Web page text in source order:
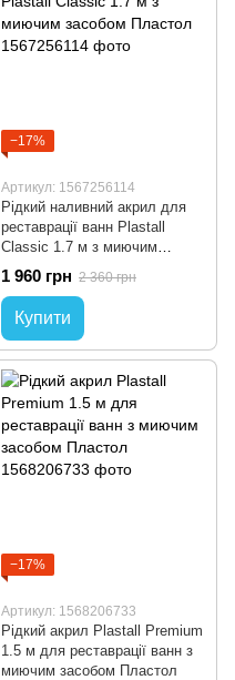
−17%
Артикул: 1567256114
Рідкий наливний акрил для
реставрації ванн Plastall
Classic 1.7 м з миючим
засобом Пластол
1 960 грн 2 360 грн
Купити
−17%
Артикул: 1568206733
Рідкий акрил Plastall Premium
1.5 м для реставрації ванн з
миючим засобом Пластол